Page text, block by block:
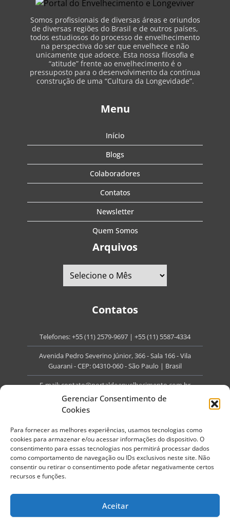
Gerenciar Consentimento de
Cookies
Para fornecer as melhores experiências, usamos tecnologias como
cookies para armazenar e/ou acessar informações do dispositivo. O
consentimento para essas tecnologias nos permitirá processar dados
como comportamento de navegação ou IDs exclusivos neste site. Não
consentir ou retirar o consentimento pode afetar negativamente certos
recursos e funções.
Aceitar
Somos profissionais de diversas áreas e oriundos
de diversas regiões do Brasil e de outros países,
todos estudiosos do processo de envelhecimento
na perspectiva do ser que envelhece e não
unicamente que adoece. Esta nossa filosofia e
“atitude” frente ao envelhecimento é o
pressuposto para o desenvolvimento da contínua
construção de uma “Cultura da Longevidade”.
Menu
Início
Blogs
Colaboradores
Contatos
Newsletter
Quem Somos
Arquivos
Contatos
Telefones:+55 (11) 2579-9697 | +55 (11) 5587-4334
Avenida Pedro Severino Júnior, 366 - Sala 166 - Vila
Guarani - CEP: 04310-060 - São Paulo | Brasil
E-mail:contato@portaldoenvelhecimento.com.br
Website:portaldoenvelhecimento.com.br
Todos os direitos reservados.